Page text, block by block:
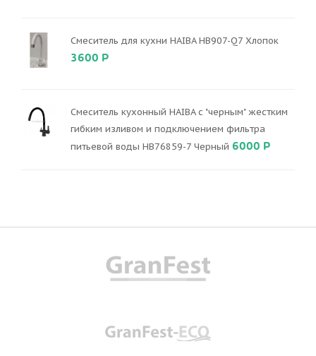
Смеситель для кухни HAIBA HB907-Q7 Хлопок
3600 Р
Смеситель кухонный HAIBA с "черным" жестким
гибким изливом и подключением фильтра
питьевой воды HB76859-7 Черный 6000 Р